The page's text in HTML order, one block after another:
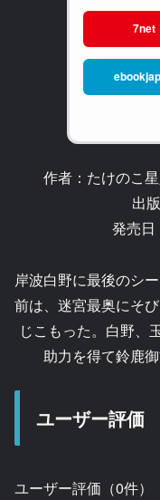
7net
作者：たけのこ
出
発売
岸波白野に最後のシ
前は、迷宮最奥にそ
じこもった。白野、
助力を得て鈴鹿
ユーザー評価
ユーザー評価（0件）